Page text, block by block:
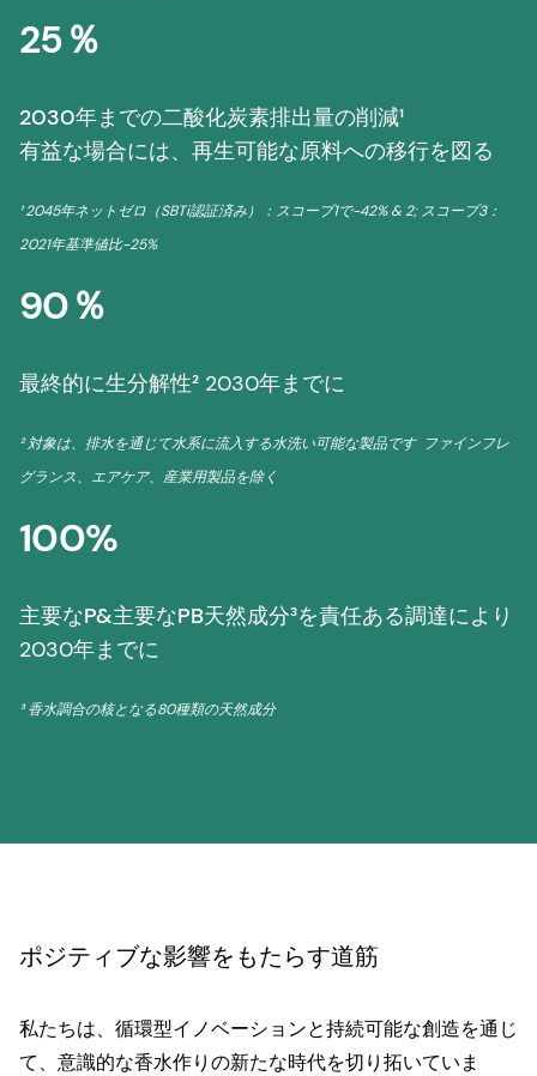
25％
2030年までの二酸化炭素排出量の削減¹
有益な場合には、再生可能な原料への移行を図る
¹ 2045年ネットゼロ（SBTi認証済み）：スコープ1で-42% & 2; スコープ3：
2021年基準値比-25%
90％
最終的に生分解性² 2030年までに
² 対象は、排水を通じて水系に流入する水洗い可能な製品です ファインフレ
グランス、エアケア、産業用製品を除く
100%
主要なP&主要なPB天然成分³を責任ある調達により
2030年までに
³ 香水調合の核となる80種類の天然成分
ポジティブな影響をもたらす道筋
私たちは、循環型イノベーションと持続可能な創造を通じ
て、意識的な香水作りの新たな時代を切り拓いていま